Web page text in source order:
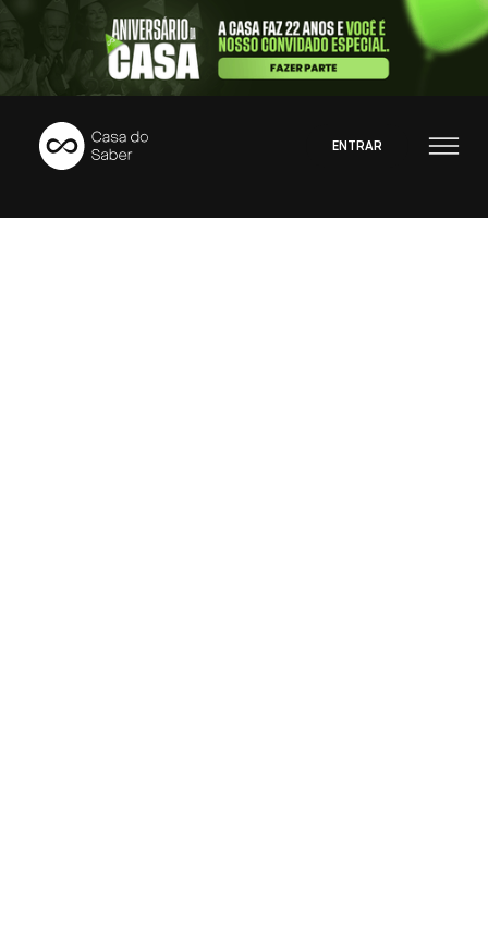
ENTRAR